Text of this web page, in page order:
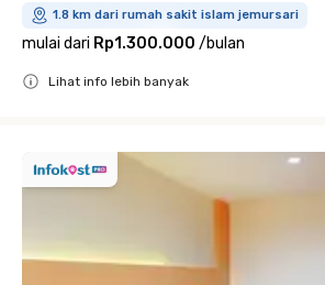
1.8 km dari rumah sakit islam jemursari
mulai dari Rp1.300.000 /bulan
Lihat info lebih banyak